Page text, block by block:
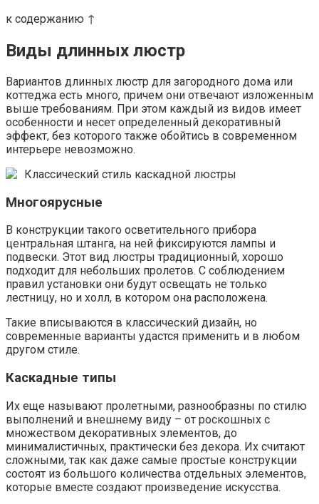
к содержанию ↑
Виды длинных люстр
Вариантов длинных люстр для загородного дома или
коттеджа есть много, причем они отвечают изложенным
выше требованиям. При этом каждый из видов имеет
особенности и несет определенный декоративный
эффект, без которого также обойтись в современном
интерьере невозможно.
Классический стиль каскадной люстры
Многоярусные
В конструкции такого осветительного прибора
центральная штанга, на ней фиксируются лампы и
подвески. Этот вид люстры традиционный, хорошо
подходит для небольших пролетов. С соблюдением
правил установки они будут освещать не только
лестницу, но и холл, в котором она расположена.
Такие вписываются в классический дизайн, но
современные варианты удастся применить и в любом
другом стиле.
Каскадные типы
Их еще называют пролетными, разнообразны по стилю
выполнений и внешнему виду – от роскошных с
множеством декоративных элементов, до
минималистичных, практически без декора. Их считают
сложными, так как даже самые простые конструкции
состоят из большого количества отдельных элементов,
которые вместе создают произведение искусства.